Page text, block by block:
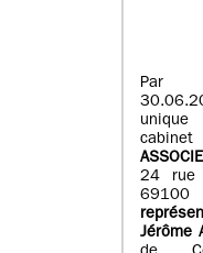
Par
24 rue
69100
r
Jérôme